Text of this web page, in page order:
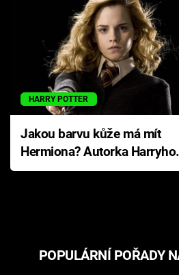
HARRY POTTER
Jakou barvu kůže má mít
Hermiona? Autorka Harryho
Pottera přišla s ráznou
POPULÁRNÍ POŘADY